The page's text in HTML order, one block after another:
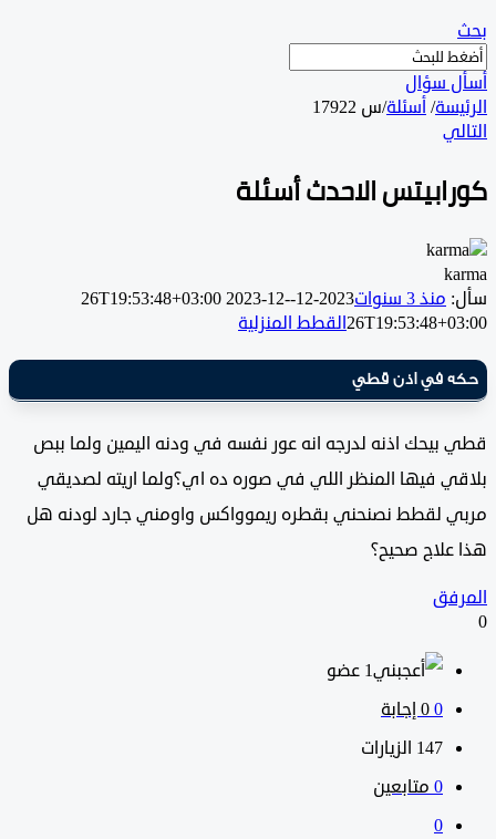
سؤال
/ أسئلة/س 17922
الاحدث أسئلة
منذ 3 سنوات 2023-12-26T19:53:48+03:00
2023-12-
القطط المنزلية
في اذن قطي
اذنه لدرجه انه عور نفسه في ودنه اليمين ولما ببص
فيها المنظر اللي في صوره ده اي؟ولما اريته لصديقي
لقطط نصنحني بقطره ريموواكس واومني جارد لودنه هل
صحيح؟
‫1 عضو
147 الزيارات
متابعين